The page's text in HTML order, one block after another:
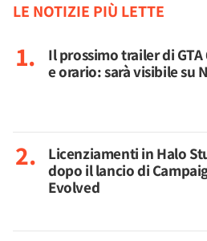
LE NOTIZIE PIÙ LETTE
Il prossimo trailer di GTA
e orario: sarà visibile su
Licenziamenti in Halo
dopo il lancio di
Evolved